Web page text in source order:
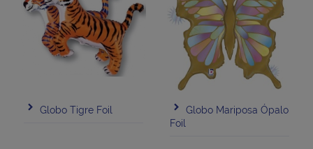
Globo Tigre Foil
Globo Mariposa Ópalo
Foil